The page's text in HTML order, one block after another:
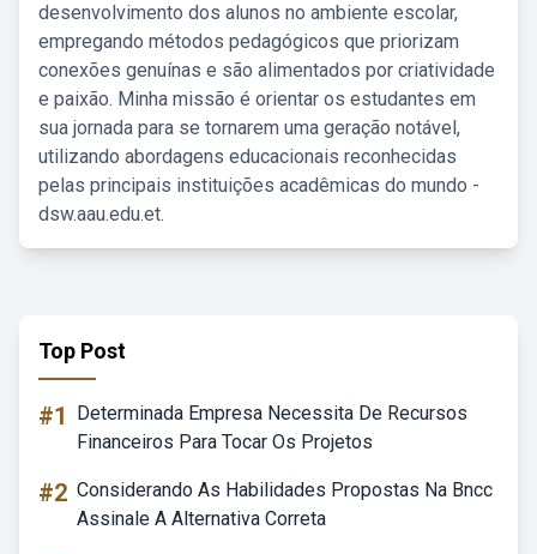
desenvolvimento dos alunos no ambiente escolar,
empregando métodos pedagógicos que priorizam
conexões genuínas e são alimentados por criatividade
e paixão. Minha missão é orientar os estudantes em
sua jornada para se tornarem uma geração notável,
utilizando abordagens educacionais reconhecidas
pelas principais instituições acadêmicas do mundo -
dsw.aau.edu.et.
Top Post
#1
Determinada Empresa Necessita De Recursos
Financeiros Para Tocar Os Projetos
#2 Considerando As Habilidades Propostas Na Bncc
Assinale A Alternativa Correta